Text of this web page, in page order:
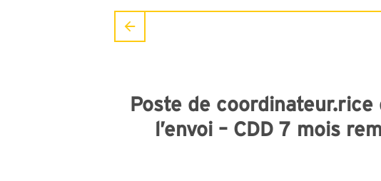
Poste de
l’envoi – CDD 7 mois